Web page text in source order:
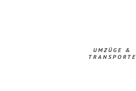
UMZÜGE &
TRANSPORTE